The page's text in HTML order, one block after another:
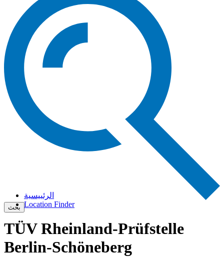
بحث
الرئييسية
Location Finder
TÜV Rheinland-Prüfstelle
Berlin-Schöneberg